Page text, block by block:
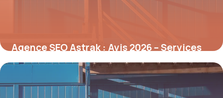
Agence SEO Astrak : Avis 2026 – Services
Référencement